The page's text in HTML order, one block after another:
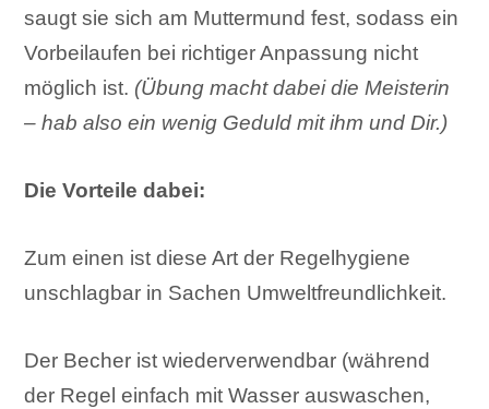
saugt sie sich am Muttermund fest, sodass ein
Vorbeilaufen bei richtiger Anpassung nicht
möglich ist. (Übung macht dabei die Meisterin
– hab also ein wenig Geduld mit ihm und Dir.)
Die Vorteile dabei:
Zum einen ist diese Art der Regelhygiene
unschlagbar in Sachen Umweltfreundlichkeit.
Der Becher ist wiederverwendbar (während
der Regel einfach mit Wasser auswaschen,